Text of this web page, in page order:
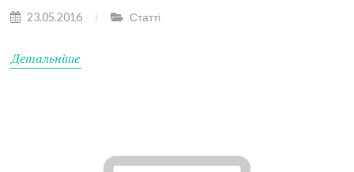
23.05.2016 Статті
Детальніше